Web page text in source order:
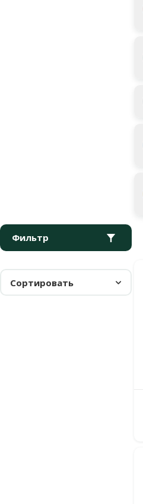
Фильтр
Сортировать